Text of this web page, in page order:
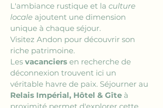
L'ambiance rustique et la culture
locale ajoutent une dimension
unique à chaque séjour.
Visitez Andon pour découvrir son
riche patrimoine.
Les vacanciers en recherche de
déconnexion trouvent ici un
véritable havre de paix. Séjourner au
Relais Impérial, Hôtel & Gîte à